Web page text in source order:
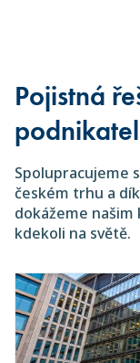
Pojistná
Spolupracujeme
českém trhu a
dokážeme
kdekoli na světě.